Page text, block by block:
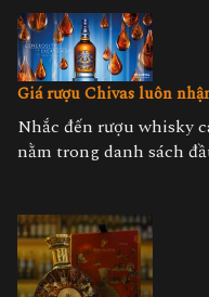
Giá rượu Chivas luôn
Nhắc đến rượu whisky
nằm trong danh sách